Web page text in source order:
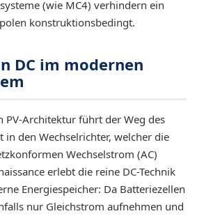
(wie MC4) verhindern ein
konstruktionsbedingt.
DC im modernen
PV-Architektur führt der Weg des
in den Wechselrichter, welcher die
Wechselstrom (AC)
erlebt die reine DC-Technik
Energiespeicher: Da Batteriezellen
nur Gleichstrom aufnehmen und